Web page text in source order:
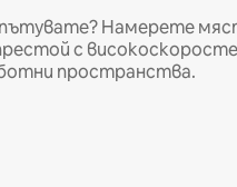
Намерете
с
пространства.